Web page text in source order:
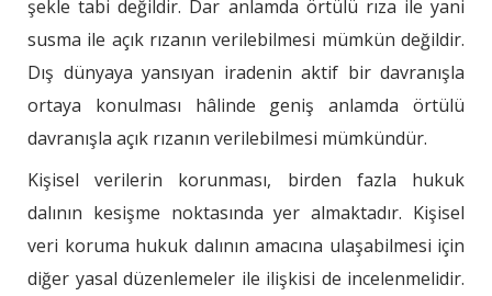
şekle tabi değildir. Dar anlamda örtülü rıza ile yani
susma ile açık rızanın verilebilmesi mümkün değildir.
Dış dünyaya yansıyan iradenin aktif bir davranışla
ortaya konulması hâlinde geniş anlamda örtülü
davranışla açık rızanın verilebilmesi mümkündür.
Kişisel verilerin korunması, birden fazla hukuk
dalının kesişme noktasında yer almaktadır. Kişisel
veri koruma hukuk dalının amacına ulaşabilmesi için
diğer yasal düzenlemeler ile ilişkisi de incelenmelidir.